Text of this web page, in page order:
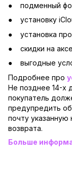
подменный
установку
установка
скидки на
выгодные
Подробнее про
Не позднее 14-х
покупатель
предупредить
почту указанную
возврата.
Больше